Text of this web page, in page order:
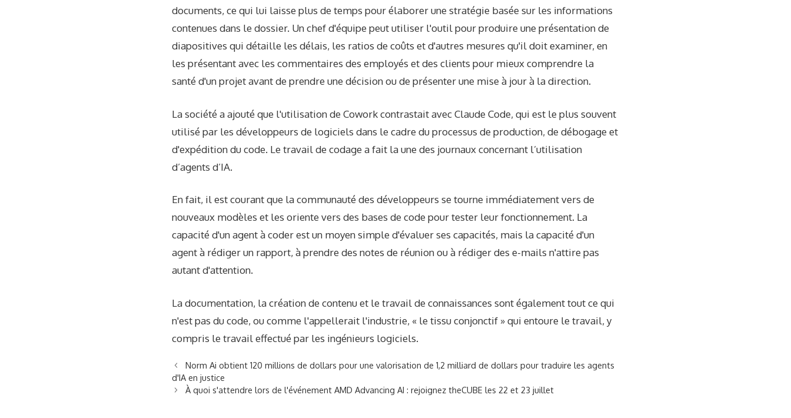
documents, ce qui lui laisse plus de temps pour élaborer une stratégie basée sur les informations
contenues dans le dossier. Un chef d'équipe peut utiliser l'outil pour produire une présentation de
diapositives qui détaille les délais, les ratios de coûts et d'autres mesures qu'il doit examiner, en
les présentant avec les commentaires des employés et des clients pour mieux comprendre la
santé d'un projet avant de prendre une décision ou de présenter une mise à jour à la direction.
La société a ajouté que l'utilisation de Cowork contrastait avec Claude Code, qui est le plus souvent
utilisé par les développeurs de logiciels dans le cadre du processus de production, de débogage et
d'expédition du code. Le travail de codage a fait la une des journaux concernant l’utilisation
d’agents d’IA.
En fait, il est courant que la communauté des développeurs se tourne immédiatement vers de
nouveaux modèles et les oriente vers des bases de code pour tester leur fonctionnement. La
capacité d'un agent à coder est un moyen simple d'évaluer ses capacités, mais la capacité d'un
agent à rédiger un rapport, à prendre des notes de réunion ou à rédiger des e-mails n'attire pas
autant d'attention.
La documentation, la création de contenu et le travail de connaissances sont également tout ce qui
n'est pas du code, ou comme l'appellerait l'industrie, « le tissu conjonctif » qui entoure le travail, y
compris le travail effectué par les ingénieurs logiciels.
Norm Ai obtient 120 millions de dollars pour une valorisation de 1,2 milliard de dollars pour traduire les agents
d'IA en justice
À quoi s'attendre lors de l'événement AMD Advancing AI : rejoignez theCUBE les 22 et 23 juillet